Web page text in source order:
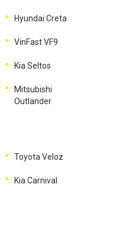
Hyundai Creta
VinFast VF9
Kia Seltos
Mitsubishi
Outlander
Toyota Veloz
Kia Carnival